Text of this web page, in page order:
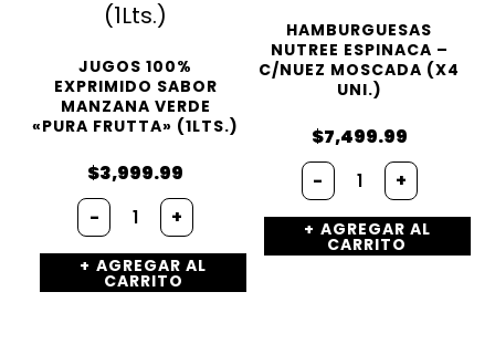
JUGOS 100%
EXPRIMIDO SABOR
MANZANA VERDE
«PURA FRUTTA» (1LTS.)
$3,999.99
- Jugos
100%
Exprimido
Sabor
Manzana
+
AGREGAR AL
CARRITO
HAMBURGUESAS
NUTREE ESPINACA –
C/NUEZ MOSCADA (X4
UNI.)
$7,499.99
- Nutree
ESPINACA
-
c/Nuez
+
AGREGAR AL
CARRITO